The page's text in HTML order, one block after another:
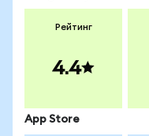
Рейтинг
4.4
App Store